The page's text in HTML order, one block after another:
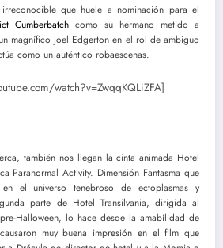
que huele a nominación para el
Cumberbatch como su hermano metido a
magnífico Joel Edgerton en el rol de ambiguo
como un auténtico robaescenas.
watch?v=ZwqqKQLiZFA]
también nos llegan la cinta animada Hotel
Paranormal Activity. Dimensión Fantasma que
en el universo tenebroso de ectoplasmas y
parte de Hotel Transilvania, dirigida al
Halloween, lo hace desde la amabilidad de
muy buena impresión en el film que